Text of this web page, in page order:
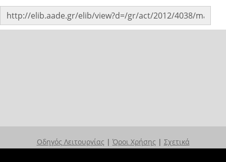
Οδηγός Λειτουργίας | Όροι Χρήσης | Σχετικά